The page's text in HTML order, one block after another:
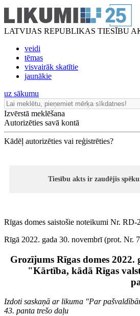
LATVIJAS REPUBLIKAS TIESĪBU
veidi
tēmas
visvairāk skatītie
jaunākie
uz sākumu
Izvērstā meklēšana
Autorizēties savā kontā
Kādēļ autorizēties vai reģistrēties?
Tiesību akts ir zaudējis
Rīgas domes saistošie noteikumi Nr. RD-
Rīgā 2022. gada 30. novembrī (prot. Nr.
Grozījums Rīgas domes 2022.
"Kārtība, kādā Rīgas
Izdoti saskaņā ar likuma "Par
43. panta trešo daļu